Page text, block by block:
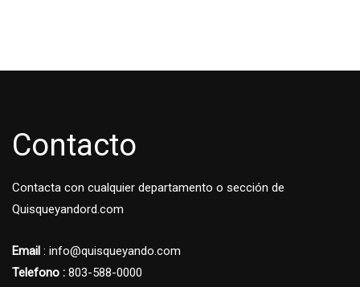
Contacto
Contacta con cualquier departamento o sección de
Quisqueyandord.com
Email : info@quisqueyando.com
Telefono : 803-588-0000